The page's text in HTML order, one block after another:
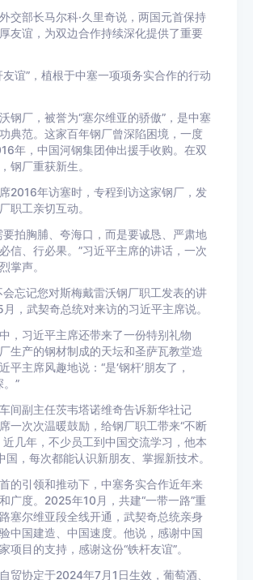
部长马尔科·久里奇说，两国元首保持
友谊，为双边合作持续深化提供了重要
”，植根于中塞一项项务实合作的行动
厂，被誉为“塞尔维亚的骄傲”，是中塞
典范。这家百年钢厂曾深陷困境，一度
年，中国河钢集团伸出援手收购。在双
钢厂重获新生。
年访塞时，专程到访这家钢厂，发
职工亲切互动。
拍胸脯、夸海口，而是要诚恳、严肃地
信、行必果。”习近平主席的讲话，一次
掌声。
忘记您对斯梅戴雷沃钢厂职工发表的讲
，武契奇总统对来访的习近平主席说。
习近平主席还带来了一份特别礼物
产的钢材制成的天坛和圣萨瓦教堂造
平主席风趣地说：“是‘钢杆’朋友了，
。”
副主任茨韦塔诺维奇告诉新华社记
一次次温暖鼓励，给钢厂职工带来“不断
近几年，不少员工到中国交流学习，他本
国，每次都能认识新朋友、掌握新技术。
引领和推动下，中塞务实合作近年来
广度。2025年10月，共建“一带一路”重
塞尔维亚段全线开通，武契奇总统亲身
中国建造、中国速度。他说，感谢中国
项目的支持，感谢这份“铁杆友谊”。
协定于2024年7月1日生效，葡萄酒、